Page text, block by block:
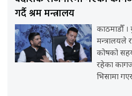
गर्दै श्रम मन्त्रालय
काठमाडौँ ।
मन्त्रालयले
कोषको
रहेका
भिसामा